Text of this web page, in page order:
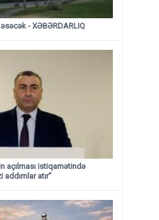
- XƏBƏRDARLIQ
açılması istiqamətində
atır”